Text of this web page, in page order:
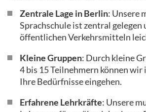
Zentrale Lage in Berlin: Unsere
Sprachschule ist zentral gelegen
öffentlichen Verkehrsmitteln
Kleine Gruppen: Durch kleine
4 bis 15 Teilnehmern können
Ihre Bedürfnisse eingehen.
Erfahrene Lehrkräfte: Unsere